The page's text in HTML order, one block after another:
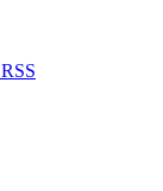
RSS